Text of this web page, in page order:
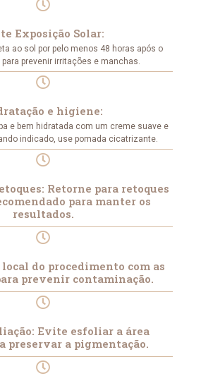
Exposição Solar:
ao sol por pelo menos 48 horas após o
prevenir irritações e manchas.
e higiene:
e bem hidratada com um creme suave e
indicado, use pomada cicatrizante.
Retorne para retoques
para manter os
resultados.
do procedimento com as
prevenir contaminação.
Evite esfoliar a área
preservar a pigmentação.